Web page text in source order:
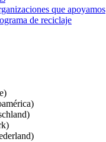
que apoyamos
de reciclaje